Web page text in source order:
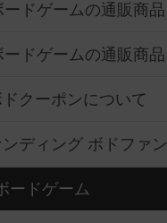
ドゲームの通販商品
ドゲームの通販商品
クーポンについて
ディング ボドファン
ードゲーム